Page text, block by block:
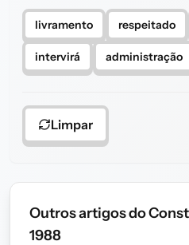
livramento respeitado
intervirá administração
Limpar
Outros artigos do
1988